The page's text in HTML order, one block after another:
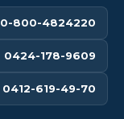
0-800-4824220
0424-178-9609
0412-619-49-70